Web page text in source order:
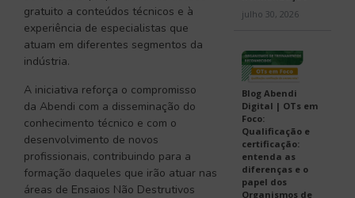
gratuito a conteúdos técnicos e à
experiência de especialistas que
atuam em diferentes segmentos da
indústria.
A iniciativa reforça o compromisso
da Abendi com a disseminação do
conhecimento técnico e com o
desenvolvimento de novos
profissionais, contribuindo para a
formação daqueles que irão atuar nas
áreas de Ensaios Não Destrutivos
julho 30, 2026
Blog Abendi
Digital | OTs em
Foco:
Qualificação e
certificação:
entenda as
diferenças e o
papel dos
Organismos de